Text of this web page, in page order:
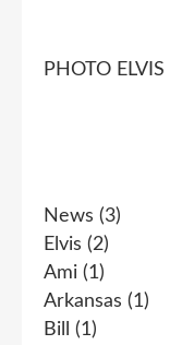
News (3)
Elvis (2)
Ami (1)
Arkansas (1)
Bill
(1)
PHOTO ELVIS